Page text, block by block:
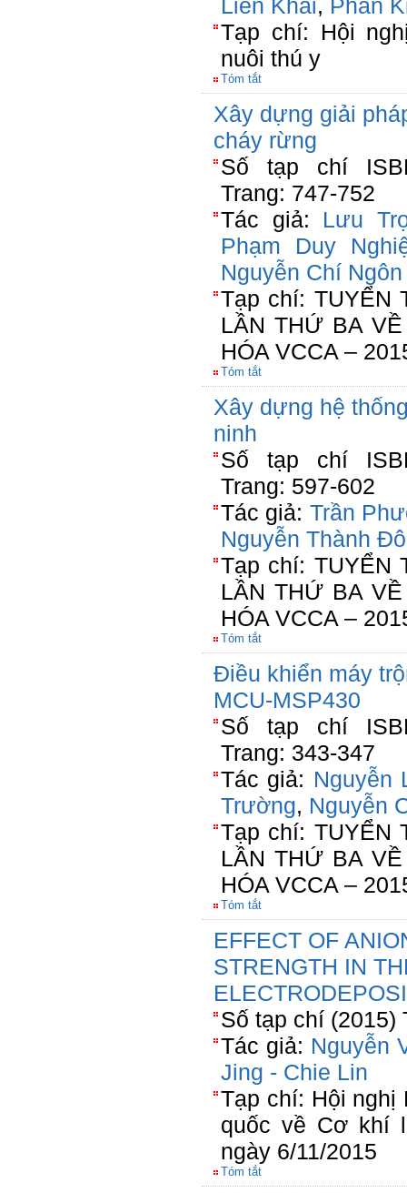
Liên Khai, Phan
Tạp chí: Hội
nuôi thú y
Tóm tắt
Xây dựng giải
cháy rừng
Số tạp chí
Trang: 747-752
Tác giả: Lưu
Phạm Duy
Nguyễn Chí Ngôn
Tạp chí: TUYỂN
LẦN THỨ BA
HÓA VCCA –
Tóm tắt
Xây dựng hệ
ninh
Số tạp chí
Trang: 597-602
Tác giả: Trần
Nguyễn Thành
Tạp chí: TUYỂN
LẦN THỨ BA
HÓA VCCA –
Tóm tắt
Điều khiển máy
MCU-MSP430
Số tạp chí
Trang: 343-347
Tác giả: Nguyễn
Trường, Nguyễn
Tạp chí: TUYỂN
LẦN THỨ BA
HÓA VCCA –
Tóm tắt
EFFECT OF
STRENGTH IN
Số tạp chí (2015)
Tác giả: Nguyễn
Jing - Chie Lin
Tạp chí: Hội nghị
quốc về Cơ khí
ngày 6/11/2015
Tóm tắt